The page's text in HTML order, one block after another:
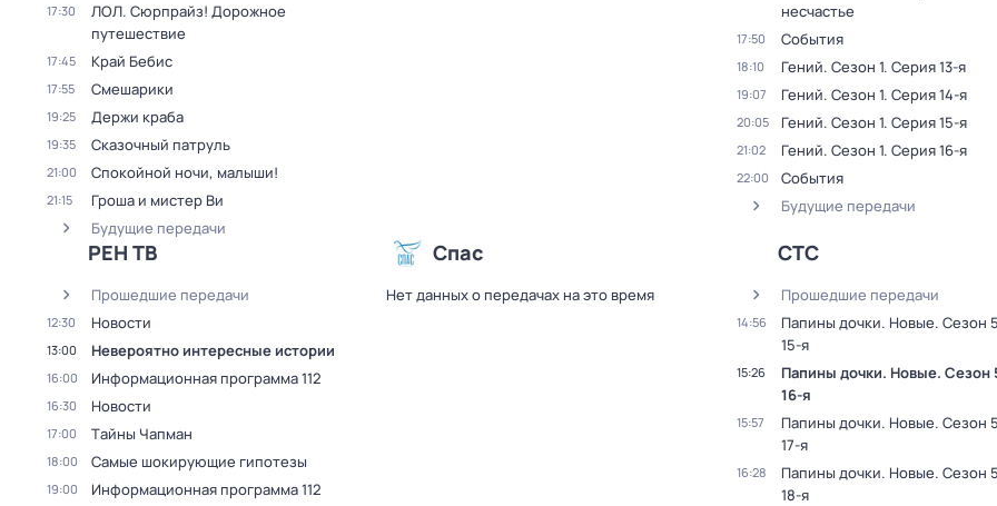
17:30
ЛОЛ. Сюрпрайз! Дорожное
путешествие
17:45 Край Бебис
17:55 Смешарики
19:25 Держи краба
19:35 Сказочный патруль
21:00 Спокойной ночи, малыши!
21:15
Гроша и мистер Ви
Будущие передачи
несчастье
17:50 События
18:10 Гений. Сезон 1. Серия 13-я
19:07 Гений. Сезон 1. Серия 14-я
20:05 Гений. Сезон 1. Серия 15-я
21:02 Гений. Сезон 1. Серия 16-я
22:00
События
Будущие передачи
РЕН ТВ
Прошедшие передачи
12:30 Новости
13:00 Невероятно интересные истории
16:00 Информационная программа 112
16:30 Новости
17:00 Тaйны Чапман
18:00 Самые шoкиpующие гипотезы
19:00 Информационная программа 112
Спас
Нет данных о передачах на это время
СТС
Прошедшие передачи
14:56 Папины дочки. Новые. Сезон 5
15-я
15:26 Папины дочки. Новые. Сезон
16-я
15:57 Папины дочки. Новые. Сезон 5
17-я
16:28 Папины дочки. Новые. Сезон 5
18-я